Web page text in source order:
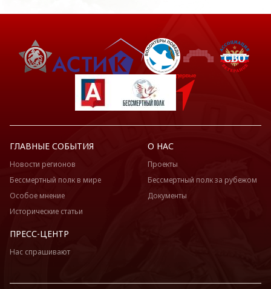
ГЛАВНЫЕ СОБЫТИЯ
Новости регионов
Бессмертный полк в мире
Особое мнение
Исторические статьи
О НАС
Проекты
Бессмертный полк за рубежом
Документы
ПРЕСС-ЦЕНТР
Нас спрашивают